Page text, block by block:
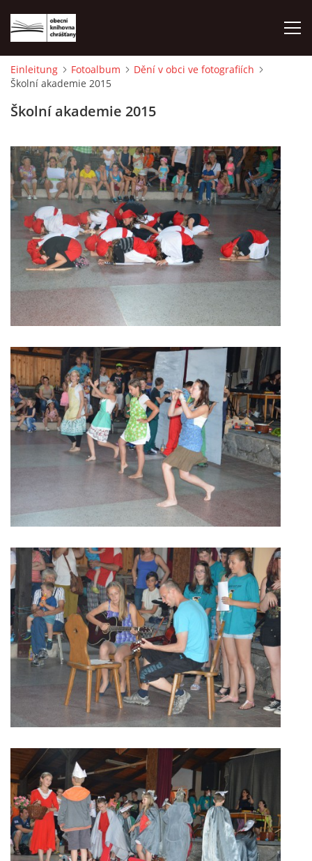
EINLEITUNG
© 2026 eStránky.cz |WebSlice |Drucken|Aktualisiert: 1. 8. 2026
Nach oben ↑
Einleitung Fotoalbum
Dění v obci ve fotografiích
Školní akademie 2015
Školní akademie 2015